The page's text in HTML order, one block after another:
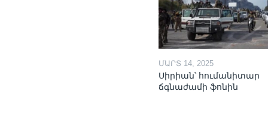
ՄԱՐՏ 14, 2025
Սիրիան՝ հումանիտար
ճգնաժամի ֆոնին